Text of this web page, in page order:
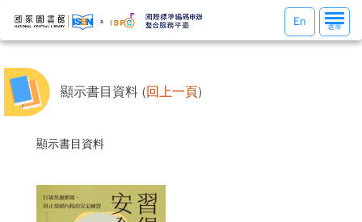
選
單
選單
En
顯示書目資料 (回上一頁)
顯示書目資料